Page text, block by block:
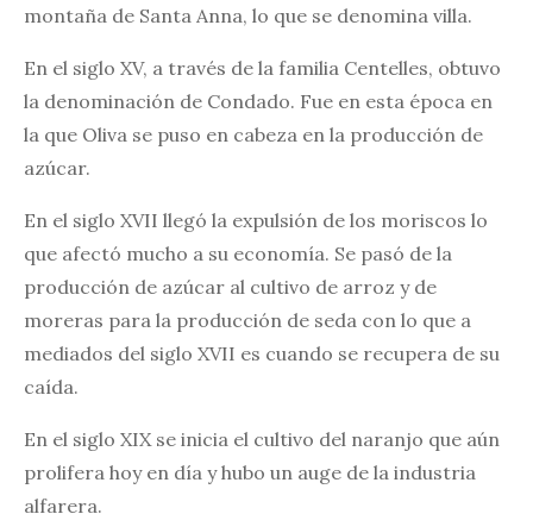
montaña de Santa Anna, lo que se denomina villa.
En el siglo XV, a través de la familia Centelles, obtuvo
la denominación de Condado. Fue en esta época en
la que Oliva se puso en cabeza en la producción de
azúcar.
En el siglo XVII llegó la expulsión de los moriscos lo
que afectó mucho a su economía. Se pasó de la
producción de azúcar al cultivo de arroz y de
moreras para la producción de seda con lo que a
mediados del siglo XVII es cuando se recupera de su
caída.
En el siglo XIX se inicia el cultivo del naranjo que aún
prolifera hoy en día y hubo un auge de la industria
alfarera.